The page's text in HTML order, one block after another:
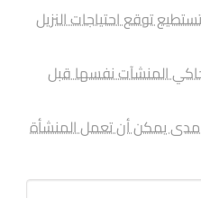
توقع احتياجات النزيل
المنشآت نفسها قبل
مدى يمكن أن تعمل المنشأة